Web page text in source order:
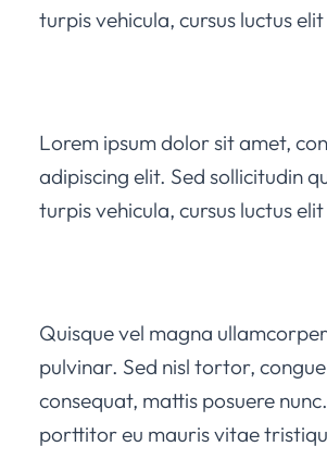
turpis vehicula, cursus luctus
Lorem ipsum dolor sit amet,
adipiscing elit. Sed sollicitudin
turpis vehicula, cursus luctus
Quisque vel magna
pulvinar. Sed nisl tortor,
consequat, mattis posuere
porttitor eu mauris vitae